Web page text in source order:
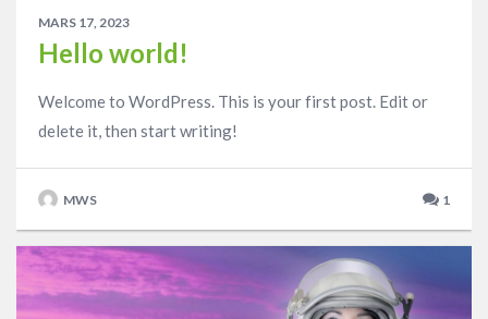
MARS 17, 2023
Hello world!
Welcome to WordPress. This is your first post. Edit or
delete it, then start writing!
MWS 1